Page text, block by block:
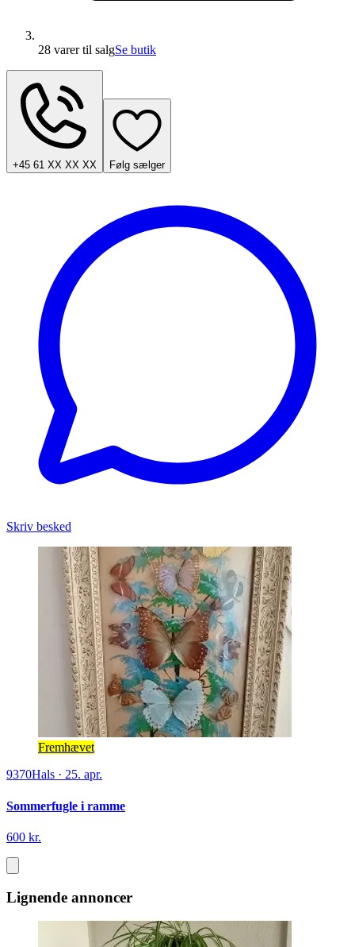
28 varertil salgSe butik
+45 61 XX XX XX Følg sælger
Skriv besked
Fremhævet
9370Hals · 25. apr.
Sommerfugle i ramme
600 kr.
Lignende annoncer